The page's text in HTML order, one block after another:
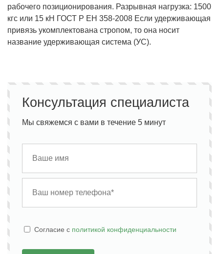
рабочего позиционирования. Разрывная нагрузка: 1500
кгс или 15 кН ГОСТ Р ЕН 358-2008 Если удерживающая
привязь укомплектована стропом, то она носит
название удерживающая система (УС).
Консультация специалиста
Мы свяжемся с вами в течение 5 минут
Cогласие с политикой конфиденциальности